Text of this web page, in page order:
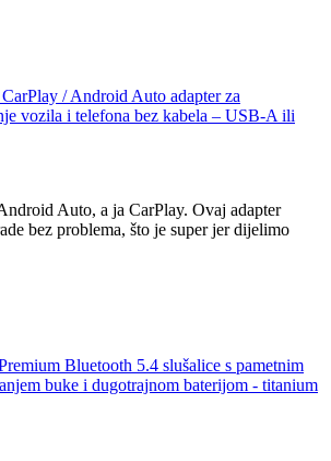
/ Android Auto adapter za
vozila i telefona bez kabela – USB-A ili
Auto, a ja CarPlay. Ovaj adapter
bez problema, što je super jer dijelimo
Bluetooth 5.4 slušalice s pametnim
buke i dugotrajnom baterijom - titanium